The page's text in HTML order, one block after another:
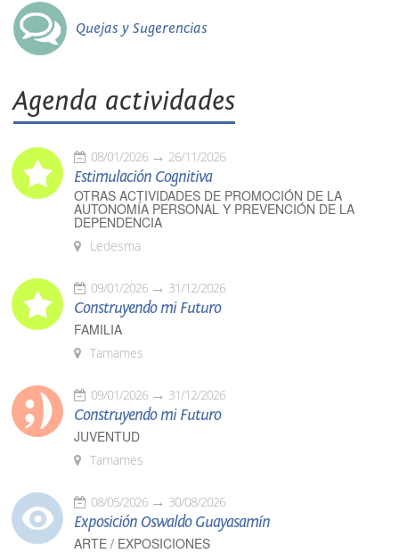
Quejas y Sugerencias
Agenda actividades
08/01/2026 26/11/2026
Estimulación Cognitiva
OTRAS ACTIVIDADES DE PROMOCIÓN DE LA
AUTONOMÍA PERSONAL Y PREVENCIÓN DE LA
DEPENDENCIA
Ledesma
09/01/2026 31/12/2026
Construyendo mi Futuro
FAMILIA
Tamames
09/01/2026 31/12/2026
Construyendo mi Futuro
JUVENTUD
Tamames
08/05/2026 30/08/2026
Exposición Oswaldo Guayasamín
ARTE / EXPOSICIONES